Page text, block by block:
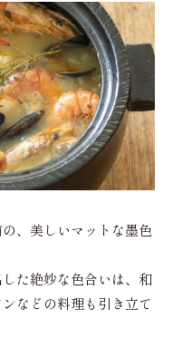
、美しいマットな墨色
た絶妙な色合いは、和
などの料理も引き立て